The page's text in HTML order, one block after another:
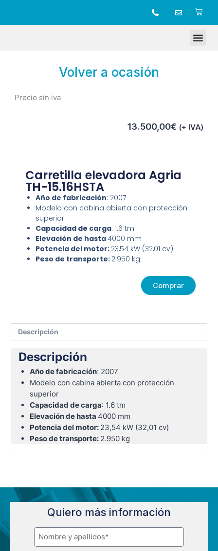
Volver a ocasión
Precio sin iva
13.500,00€ (+ IVA)
Carretilla elevadora Agria
TH-15.16HSTA
Año de fabricación: 2007
Modelo con cabina abierta con protección
superior
Capacidad de carga: 1.6 tm
Elevación de hasta4000 mm
Potencia del motor: 23,54 kW (32,01 cv)
Peso de transporte: 2.950 kg
Comprar
Descripción
Descripción
Año de fabricación: 2007
Modelo con cabina abierta con protección
superior
Capacidad de carga: 1.6 tm
Elevación de hasta 4000 mm
Potencia del motor: 23,54 kW (32,01 cv)
Peso de transporte: 2.950 kg
Quiero más información